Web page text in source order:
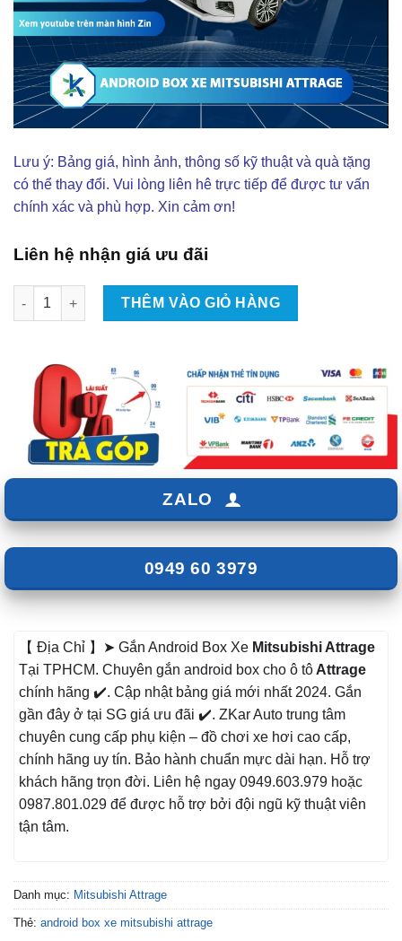
Lưu ý: Bảng giá, hình ảnh, thông số kỹ thuật và quà tặng
có thể thay đổi. Vui lòng liên hê trực tiếp để được tư vấn
chính xác và phù hợp. Xin cảm ơn!
Liên hệ nhận giá ưu đãi
Lắp Android Box Cho Xe Mitsubishi Attrage Tại TpHCM số
THÊM VÀO GIỎ HÀNG
ZALO
0949 60 3979
【 Địa Chỉ 】➤ Gắn Android Box Xe Mitsubishi Attrage
Tại TPHCM. Chuyên gắn android box cho ô tôAttrage
chính hãng ✔️. Cập nhật bảng giá mới nhất 2024. Gắn
gần đây ở tại SG giá ưu đãi ✔️. ZKar Auto trung tâm
chuyên cung cấp phụ kiện – đồ chơi xe hơi cao cấp,
chính hãng uy tín. Bảo hành chuẩn mực dài hạn. Hỗ trợ
khách hãng trọn đời. Liên hệ ngay 0949.603.979 hoặc
0987.801.029 để được hỗ trợ bởi đội ngũ kỹ thuật viên
tận tâm.
Danh mục: Mitsubishi Attrage
Thẻ: android box xe mitsubishi attrage